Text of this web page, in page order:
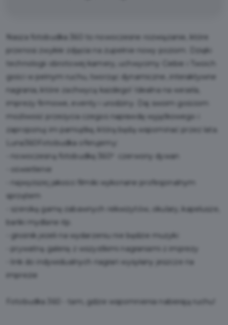
Nasza fotobudka 360 to nowoczesne rozwiązanie, które
przenosi zwykłe zdjęcia na zupełnie nowy poziom. Dzięki
technologii obrotowej kamery, uchwycimy Ciebie i Twoich
gości w pełnym ruchu, tworząc dynamiczne, interaktywne
nagrania, które zachwycą każdego! Idealna na wesela,
imprezy firmowe, eventy i urodziny. Daj swoim gościom
możliwość przeżycia czegoś naprawdę wyjątkowego i
zaproponuj im pamiątkę, którą będą wspominać przez lata.
Luna360Fotobudka oferujemy:
- nowoczesną fotobudkę 360
czerwony dywan
- oświetlenie
- najwyższej jakości filmiki wykonane profesjonalnym
sprzętem
- szeroką gamę zabawnych rekwizytów, okulary, kapelusze,
bańki mydlane itp.
- głośnik jeżeli na wydarzeniu nie będzie muzyki
- prywatną galerię z wszystkimi nagraniami z imprezy
- link do indywidualnych nagrań wysyłany jeszcze na
imprezie
Fotobudka 360 - tam, gdzie wspomnienia nabierają ruchu!